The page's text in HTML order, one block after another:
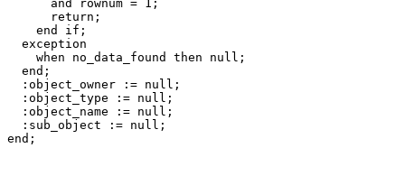
and rownum = 1;
return;
end if;
exception
when no_data_found then null;
end;
:object_owner := null;
:object_type := null;
:object_name := null;
:sub_object := null;
end;